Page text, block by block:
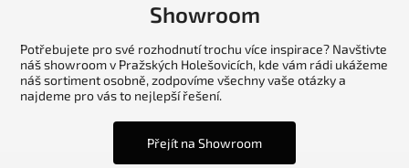
Showroom
Potřebujete pro své rozhodnutí trochu více inspirace? Navštivte
náš showroom v Pražských Holešovicích, kde vám rádi ukážeme
náš sortiment osobně, zodpovíme všechny vaše otázky a
najdeme pro vás to nejlepší řešení.
Přejít na Showroom